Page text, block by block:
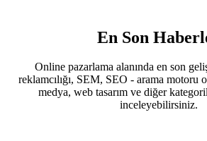
En Son
Online pazarlama alanında en son
reklamcılığı, SEM, SEO - arama motoru
medya, web tasarım ve diğer
inceleyebilirsiniz.